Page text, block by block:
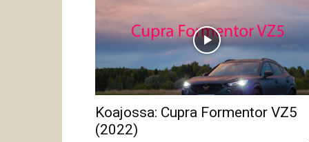
Koajossa: Cupra Formentor VZ5
(2022)